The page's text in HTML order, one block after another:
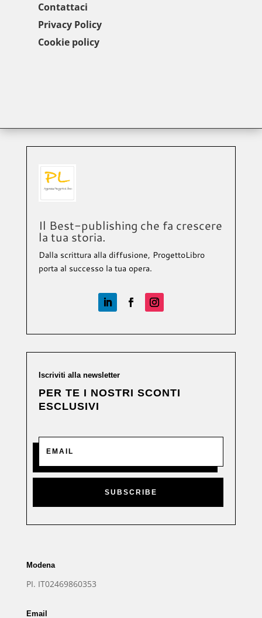
Contattaci
Privacy Policy
Cookie policy
Il Best-publishing che fa crescere
la tua storia.
Dalla scrittura alla diffusione, ProgettoLibro
porta al successo la tua opera.
Iscriviti alla newsletter
PER TE I NOSTRI SCONTI
ESCLUSIVI
SUBSCRIBE
Modena
PI. IT02469860353
Email